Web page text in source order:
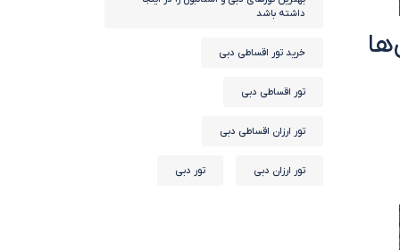
داشته باشد
خرید تور اقساطی دبی
تور اقساطی دبی
تور ارزان اقساطی دبی
تور ارزان دبی تور دبی